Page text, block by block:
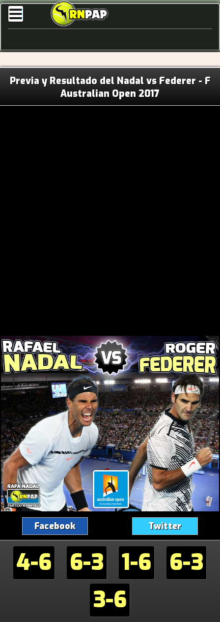
Previa y Resultado del Nadal vs Federer - F
Australian Open 2017
Facebook Twitter
4-6 6-3 1-6
6-3
3-6